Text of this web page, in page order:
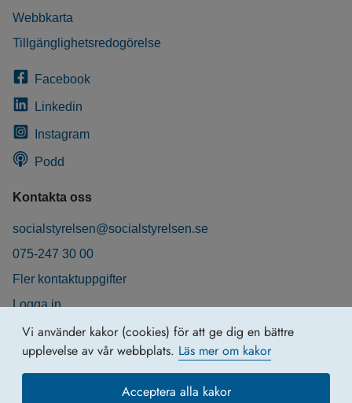
Vi använder kakor (cookies) för att ge dig en bättre
upplevelse av vår webbplats. Läs mer om kakor
Acceptera alla kakor
Webbkarta
Tillgänglighetsredogörelse
Facebook
Linkedin
Instagram
Podd
Kontakta oss
socialstyrelsen@socialstyrelsen.se
075-247 30 00
Fler kontaktuppgifter
Logga in
Behandling av personuppgifter